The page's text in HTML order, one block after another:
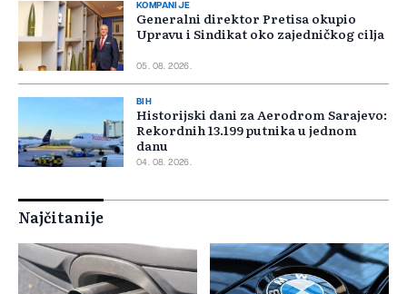
KOMPANIJE
Generalni direktor Pretisa okupio
Upravu i Sindikat oko zajedničkog cilja
05. 08. 2026.
BIH
Historijski dani za Aerodrom Sarajevo:
Rekordnih 13.199 putnika u jednom
danu
04. 08. 2026.
Najčitanije